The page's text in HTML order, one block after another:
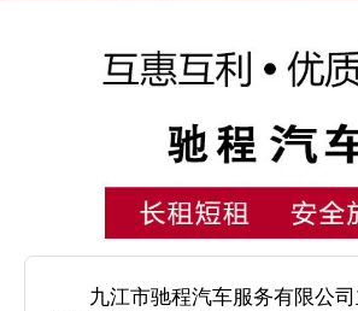
九江市驰程汽车服务有限公